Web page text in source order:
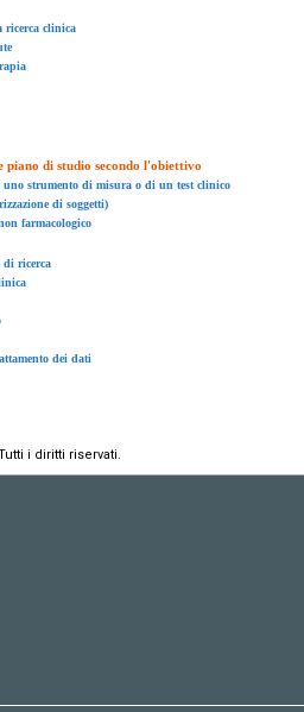
ricerca clinica
di studio secondo l'obiettivo
strumento di misura o di un test clinico
di soggetti)
farmacologico
di ricerca
dei dati
i diritti riservati.